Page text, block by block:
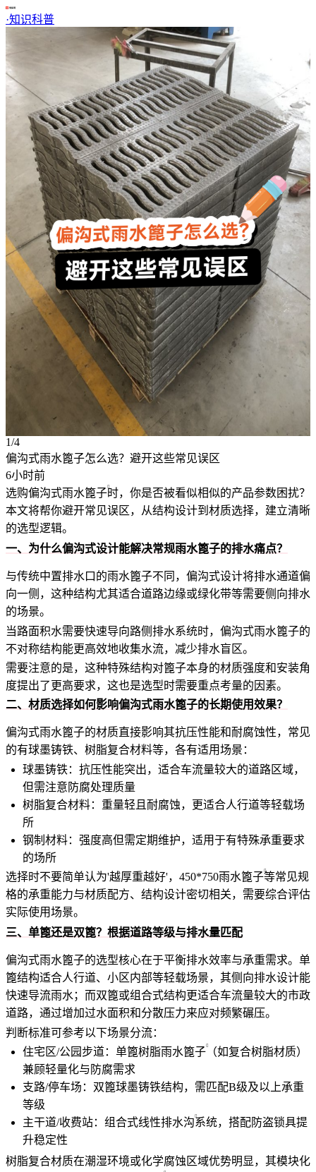
·知识科普
1/4
偏沟式雨水篦子怎么选？避开这些常见误区
6小时前
选购偏沟式雨水篦子时，你是否被看似相似的产品参数困扰？
本文将帮你避开常见误区，从结构设计到材质选择，建立清晰
的选型逻辑。
一、为什么偏沟式设计能解决常规雨水篦子的排水痛点？
与传统中置排水口的雨水篦子不同，偏沟式设计将排水通道偏
向一侧，这种结构尤其适合道路边缘或绿化带等需要侧向排水
的场景。
当路面积水需要快速导向路侧排水系统时，偏沟式雨水篦子的
不对称结构能更高效地收集水流，减少排水盲区。
需要注意的是，这种特殊结构对篦子本身的材质强度和安装角
度提出了更高要求，这也是选型时需要重点考量的因素。
二、材质选择如何影响偏沟式雨水篦子的长期使用效果？
偏沟式雨水篦子的材质直接影响其抗压性能和耐腐蚀性，常见
的有球墨铸铁、树脂复合材料等，各有适用场景：
球墨铸铁：抗压性能突出，适合车流量较大的道路区域，
但需注意防腐处理质量
树脂复合材料：重量轻且耐腐蚀，更适合人行道等轻载场
所
钢制材料：强度高但需定期维护，适用于有特殊承重要求
的场所
选择时不要简单认为'越厚重越好'， 450*750雨水篦子等常见规
格的承重能力与材质配方、结构设计密切相关，需要综合评估
实际使用场景。
三、单篦还是双篦？根据道路等级与排水量匹配
偏沟式雨水篦子的选型核心在于平衡排水效率与承重需求。单
篦结构适合人行道、小区内部等轻载场景，其侧向排水设计能
快速导流雨水；而双篦或组合式结构更适合车流量较大的市政
道路，通过增加过水面积和分散压力来应对频繁碾压。
判断标准可参考以下场景分流：
住宅区/公园步道：单篦树脂雨水篦子 （如复合树脂材质）
兼顾轻量化与防腐需求
支路/停车场：双篦球墨铸铁结构，需匹配B级及以上承重
等级
主干道/收费站：组合式线性排水沟系统，搭配防盗锁具提
升稳定性
树脂复合材质在潮湿环境或化学腐蚀区域优势明显，其模块化